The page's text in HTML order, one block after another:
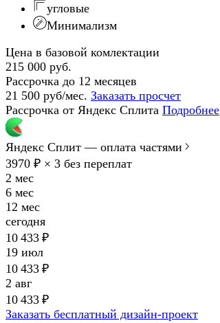
угловые
Минимализм
Цена в базовой комлектации
215 000 руб.
Рассрочка до 12 месяцев
21 500 руб/мес. Заказать просчет
Рассрочка от Яндекс Сплита Подробнее
Яндекс Сплит — оплата частями
3970 ₽ × 3 без переплат
2 мес
6 мес
12 мес
сегодня
10 433 ₽
19 июл
10 433 ₽
2 авг
10 433 ₽
Заказать бесплатный дизайн-проект